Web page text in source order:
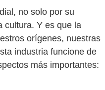
no solo por su
cultura. Y es que la
orígenes, nuestras
industria funcione de
más importantes: